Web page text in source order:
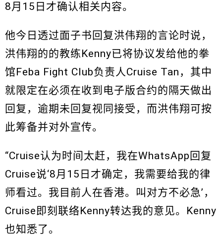
8月15日才确认相关内容。
他今日透过面子书回复洪伟翔的言论时说，
洪伟翔的的教练Kenny已将协议发给他的拳
馆Feba Fight Club负责人Cruise Tan，其中
就限定在必须在收到电子版合约的隔天做出
回复，逾期未回复视同接受，而洪伟翔可按
此筹备并对外宣传。
“Cruise认为时间太赶，我在WhatsApp回复
Cruise说‘8月15日才确定，我需要给我的律
师看过。我目前人在香港。叫对方不必急’，
Cruise即刻联络Kenny转达我的意见。Kenny
也知悉了。